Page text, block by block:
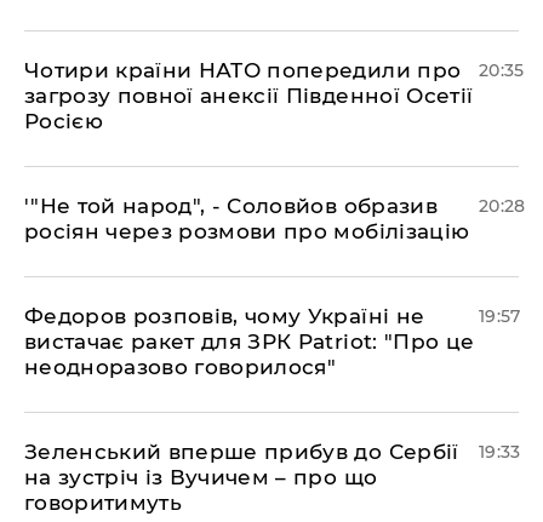
​Чотири країни НАТО попередили про
загрозу повної анексії Південної Осетії
Росією
20:35
​'"Не той народ", - Соловйов образив
росіян через розмови про мобілізацію
20:28
​Федоров розповів, чому Україні не
вистачає ракет для ЗРК Patriot: "Про це
неодноразово говорилося"
19:57
​Зеленський вперше прибув до Сербії
на зустріч із Вучичем – про що
говоритимуть
19:33